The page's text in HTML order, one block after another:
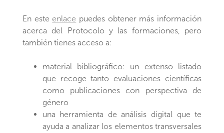
En este enlace puedes obtener más información
acerca del Protocolo y las formaciones, pero
también tienes acceso a:
material bibliográfico: un extenso listado
que recoge tanto evaluaciones científicas
como publicaciones con perspectiva de
género
una herramienta de análisis digital que te
ayuda a analizar los elementos transversales